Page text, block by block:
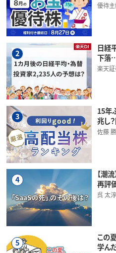
優待主
2
日経
下落
楽天
3
15年
兆し
佐藤
4
【潮
再評
呉 太淳
5
この
学ん